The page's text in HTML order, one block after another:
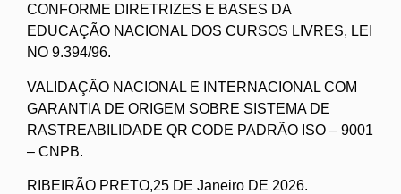
CONFORME DIRETRIZES E BASES DA
EDUCAÇÃO NACIONAL DOS CURSOS LIVRES, LEI
NO 9.394/96.
VALIDAÇÃO NACIONAL E INTERNACIONAL COM
GARANTIA DE ORIGEM SOBRE SISTEMA DE
RASTREABILIDADE QR CODE PADRÃO ISO – 9001
– CNPB.
RIBEIRÃO PRETO,25 DE Janeiro DE 2026.